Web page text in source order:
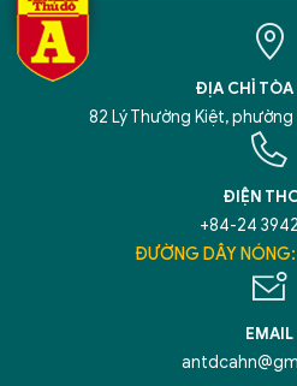
ĐỊA CHỈ TÒA
82 Lý Thường Kiệt, phường
ĐIỆN
+84-24
ĐƯỜNG DÂY
EMAIL